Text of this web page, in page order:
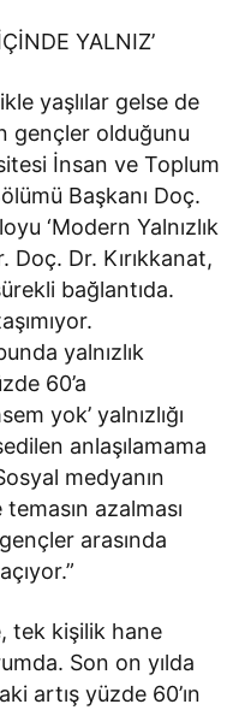
YALNIZ’
yaşlılar gelse de
gençler olduğunu
İnsan ve Toplum
Başkanı Doç.
‘Modern Yalnızlık
Doç. Dr. Kırıkkanat,
bağlantıda.
yalnızlık
60’a
yok’ yalnızlığı
anlaşılamama
medyanın
azalması
arasında
tek kişilik hane
Son on yılda
artış yüzde 60’ın